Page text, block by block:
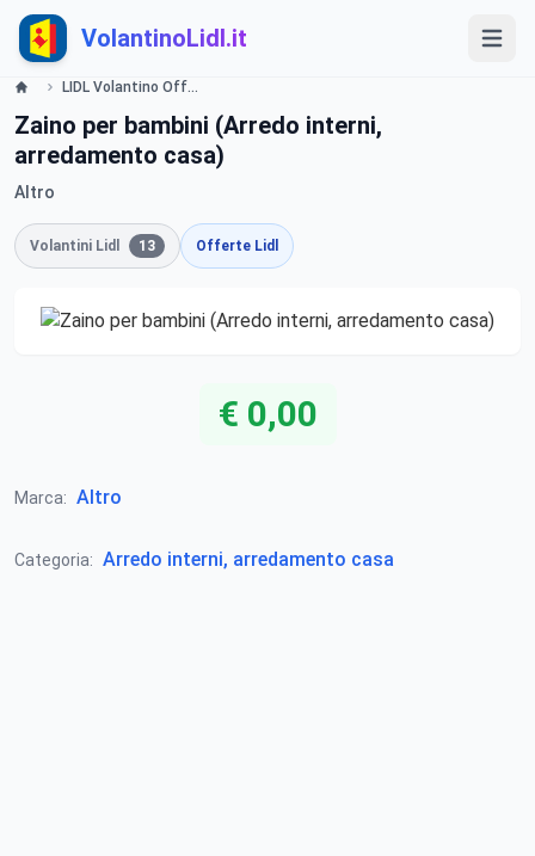
VolantinoLidl.it
LIDL Volantino Offerte e Promozioni - Scuola - Offerte valide dall'01 agosto Lidl
Zaino per bambini (Arredo interni,
arredamento casa)
Altro
Volantini Lidl 13 Offerte Lidl
€ 0,00
Marca: Altro
Categoria: Arredo interni, arredamento casa